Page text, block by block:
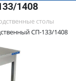
1408
столы
СП-133/1408